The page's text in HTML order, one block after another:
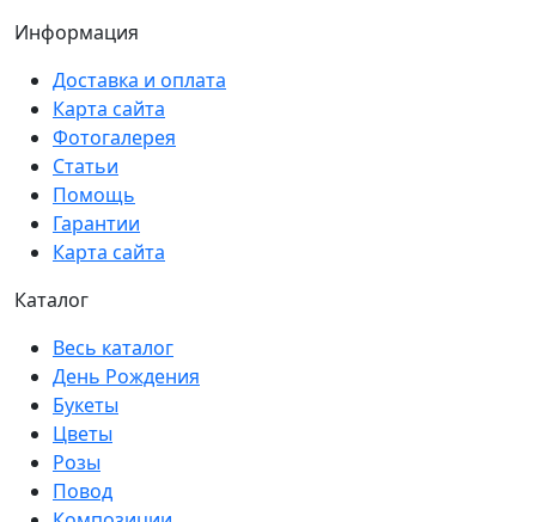
Информация
Доставка и оплата
Карта сайта
Фотогалерея
Статьи
Помощь
Гарантии
Карта сайта
Каталог
Весь каталог
День Рождения
Букеты
Цветы
Розы
Повод